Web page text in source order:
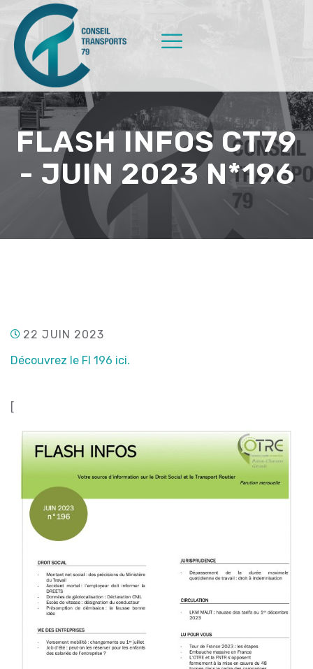
FLASH INFOS CT79
- JUIN 2023 N*196
22 JUIN 2023
Découvrez le FI 196 ici.
[